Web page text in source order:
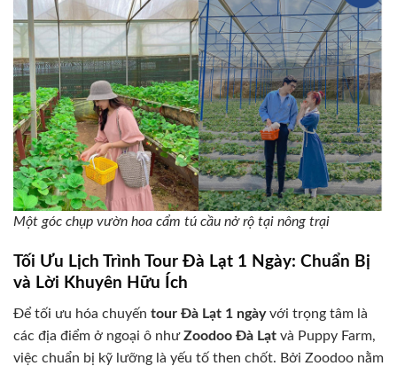
Một góc chụp vườn hoa cẩm tú cầu nở rộ tại nông trại
Tối Ưu Lịch Trình Tour Đà Lạt 1 Ngày: Chuẩn Bị
và Lời Khuyên Hữu Ích
Để tối ưu hóa chuyến tour Đà Lạt 1 ngàyvới trọng tâm là
các địa điểm ở ngoại ô nhưZoodoo Đà Lạt và Puppy Farm,
việc chuẩn bị kỹ lưỡng là yếu tố then chốt. Bởi Zoodoo nằm